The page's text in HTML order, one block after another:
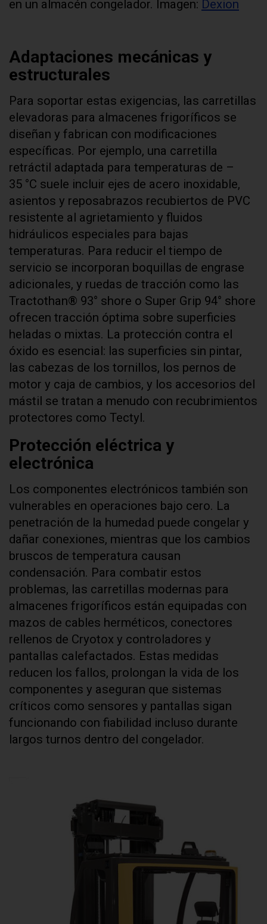
en un almacén congelador. Imagen: Dexion
Adaptaciones mecánicas y
estructurales
Para soportar estas exigencias, las carretillas
elevadoras para almacenes frigoríficos se
diseñan y fabrican con modificaciones
específicas. Por ejemplo, una carretilla
retráctil adaptada para temperaturas de –
35 °C suele incluir ejes de acero inoxidable,
asientos y reposabrazos recubiertos de PVC
resistente al agrietamiento y fluidos
hidráulicos especiales para bajas
temperaturas. Para reducir el tiempo de
servicio se incorporan boquillas de engrase
adicionales, y ruedas de tracción como las
Tractothan® 93° shore o Super Grip 94° shore
ofrecen tracción óptima sobre superficies
heladas o mixtas. La protección contra el
óxido es esencial: las superficies sin pintar,
las cabezas de los tornillos, los pernos de
motor y caja de cambios, y los accesorios del
mástil se tratan a menudo con recubrimientos
protectores como Tectyl.
Protección eléctrica y
electrónica
Los componentes electrónicos también son
vulnerables en operaciones bajo cero. La
penetración de la humedad puede congelar y
dañar conexiones, mientras que los cambios
bruscos de temperatura causan
condensación. Para combatir estos
problemas, las carretillas modernas para
almacenes frigoríficos están equipadas con
mazos de cables herméticos, conectores
rellenos de Cryotox y controladores y
pantallas calefactados. Estas medidas
reducen los fallos, prolongan la vida de los
componentes y aseguran que sistemas
críticos como sensores y pantallas sigan
funcionando con fiabilidad incluso durante
largos turnos dentro del congelador.